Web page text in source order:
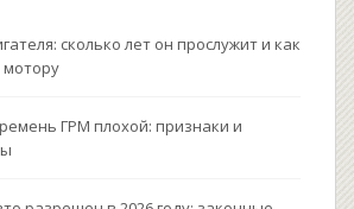
сколько лет он прослужит и как
ГРМ плохой: признаки и